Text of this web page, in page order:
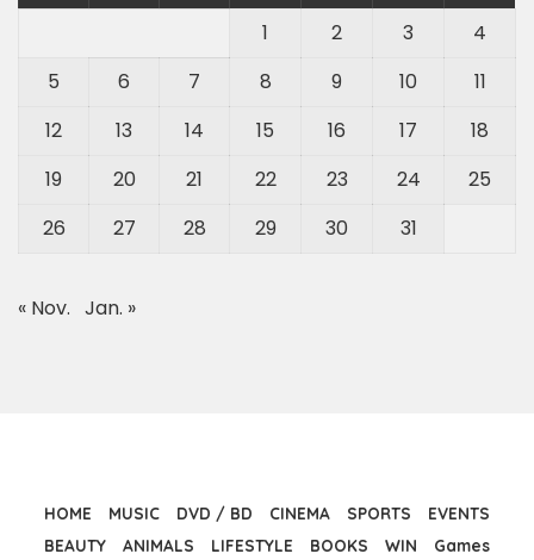
1
2 3
4
5
6 7 8 9 10
11
12
13 14 15 16 17
18
19
20 21 22 23 24
25
26
27 28 29 30 31
« Nov. Jan. »
HOME MUSIC DVD / BD CINEMA SPORTS
EVENTS
BEAUTY
ANIMALS LIFESTYLE BOOKS WIN Games